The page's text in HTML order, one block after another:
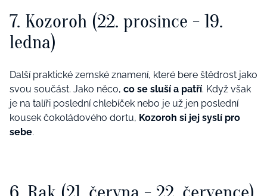
7. Kozoroh (22. prosince - 19.
ledna)
Další praktické zemské znamení, které bere štědrost jako
svou součást. Jako něco, co se sluší a patří. Když však
je na talíři poslední chlebíček nebo je už jen poslední
kousek čokoládového dortu, Kozoroh si jej syslí pro
sebe.